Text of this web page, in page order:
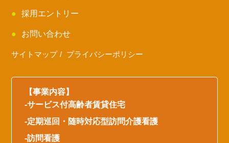
採用エントリー
お問い合わせ
サイトマップ プライバシーポリシー
【事業内容】
-サービス付高齢者賃貸住宅
-定期巡回・随時対応型訪問介護看護
-訪問看護